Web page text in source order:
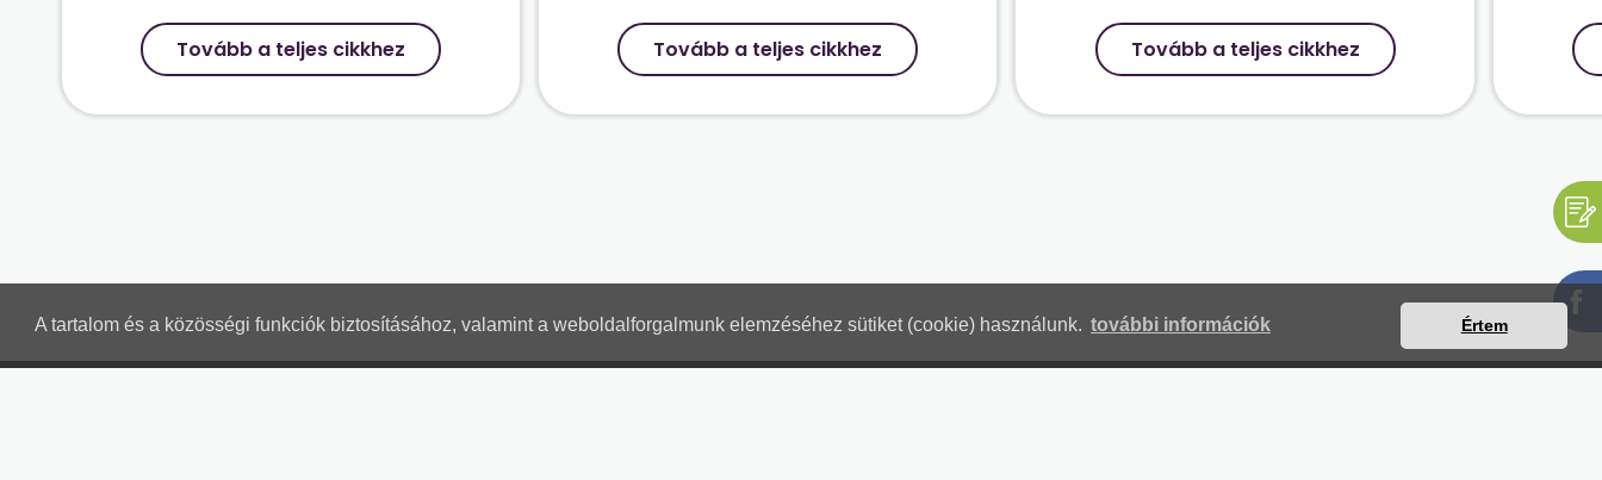
A tartalom és a közösségi funkciók biztosításához, valamint a weboldalforgalmunk elemzéséhez sütiket (cookie) használunk. további információk Értem
Tovább a teljes cikkhez Tovább a teljes cikkhez Tovább a teljes cikkhez